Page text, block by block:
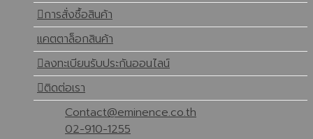
การสั่งซื้อสินค้า
แคตตาล็อกสินค้า
ลงทะเบียนรับประกันออนไลน์
ติดต่อเรา
Contact@eminence.co.th
02-910-1255